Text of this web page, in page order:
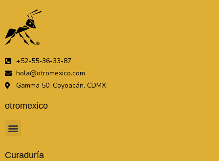
+52-55-36-33-87
hola@otromexico.com
Gamma 50, Coyoacán, CDMX
otromexico
Curaduría